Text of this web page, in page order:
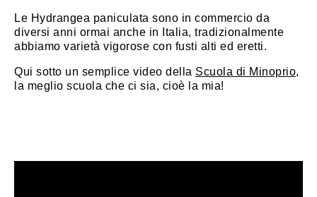
Le Hydrangea paniculata sono in commercio da
diversi anni ormai anche in Italia, tradizionalmente
abbiamo varietà vigorose con fusti alti ed eretti.
Qui sotto un semplice video della Scuola di Minoprio,
la meglio scuola che ci sia, cioè la mia!